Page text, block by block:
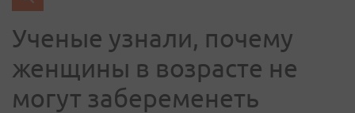
Ученые узнали, почему
женщины в возрасте не
могут забеременеть